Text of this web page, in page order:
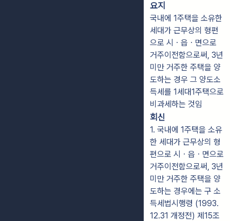
요지
국내에 1주택을 소유한
세대가 근무상의 형편
으로 시ㆍ읍ㆍ면으로
거주이전함으로써, 3년
미만 거주한 주택을 양
도하는 경우 그 양도소
득세를 1세대1주택으로
비과세하는 것임
회신
1. 국내에 1주택을 소유
한 세대가 근무상의 형
편으로 시ㆍ읍ㆍ면으로
거주이전함으로써, 3년
미만 거주한 주택을 양
도하는 경우에는 구 소
득세법시행령 (1993.
12.31 개정전) 제15조